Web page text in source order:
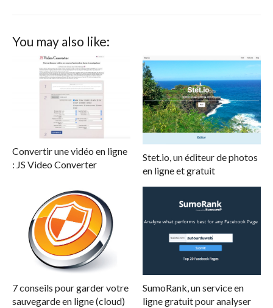
You may also like:
Convertir une vidéo en ligne
: JS Video Converter
Stet.io, un éditeur de photos
en ligne et gratuit
7 conseils pour garder votre
sauvegarde en ligne (cloud)
SumoRank, un service en
ligne gratuit pour analyser